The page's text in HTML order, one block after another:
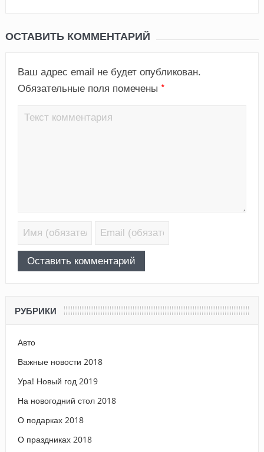
ОСТАВИТЬ КОММЕНТАРИЙ
Ваш адрес email не будет опубликован.
Обязательные поля помечены *
РУБРИКИ
Авто
Важные новости 2018
Ура! Новый год 2019
На новогодний стол 2018
О подарках 2018
О праздниках 2018